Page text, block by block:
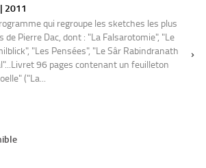
2011
qui regroupe les sketches les plus
de Pierre Dac, dont : "La Falsarotomie", "Le
"Les Pensées", "Le Sâr Rabindranath
96 pages contenant un feuilleton
("La...